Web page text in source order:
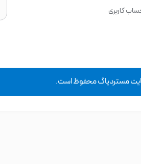
کاربری
مستردیاگ محفوظ است.